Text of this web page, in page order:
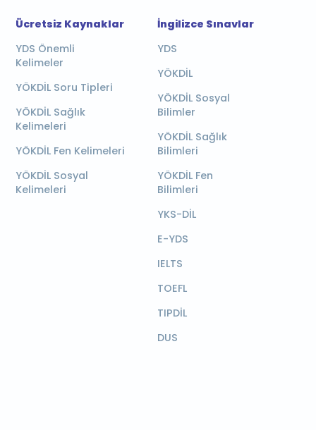
Ücretsiz Kaynaklar
YDS Önemli
Kelimeler
YÖKDİL Soru Tipleri
YÖKDİL Sağlık
Kelimeleri
YÖKDİL Fen Kelimeleri
YÖKDİL Sosyal
Kelimeleri
İngilizce Sınavlar
YDS
YÖKDİL
YÖKDİL Sosyal
Bilimler
YÖKDİL Sağlık
Bilimleri
YÖKDİL Fen
Bilimleri
YKS-DİL
E-YDS
IELTS
TOEFL
TIPDİL
DUS